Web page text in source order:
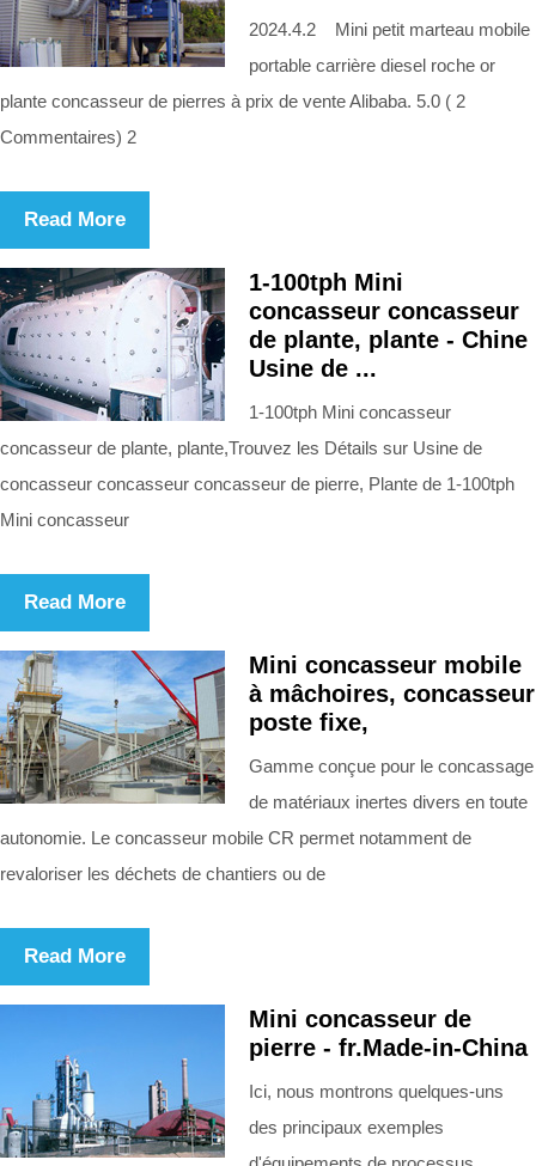
2024.4.2 Mini petit marteau mobile
portable carrière diesel roche or
plante concasseur de pierres à prix de vente Alibaba. 5.0 ( 2
Commentaires) 2
Read More
1-100tph Mini
concasseur concasseur
de plante, plante - Chine
Usine de ...
1-100tph Mini concasseur
concasseur de plante, plante,Trouvez les Détails sur Usine de
concasseur concasseur concasseur de pierre, Plante de 1-100tph
Mini concasseur
Read More
Mini concasseur mobile
à mâchoires, concasseur
poste fixe,
Gamme conçue pour le concassage
de matériaux inertes divers en toute
autonomie. Le concasseur mobile CR permet notamment de
revaloriser les déchets de chantiers ou de
Read More
Mini concasseur de
pierre - fr.Made-in-China
Ici, nous montrons quelques-uns
des principaux exemples